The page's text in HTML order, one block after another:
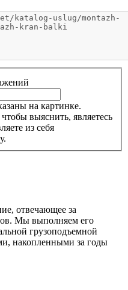
на картинке.
выяснить, являетесь
из себя
отвечающее за
Мы выполняем его
грузоподъемной
накопленными за годы